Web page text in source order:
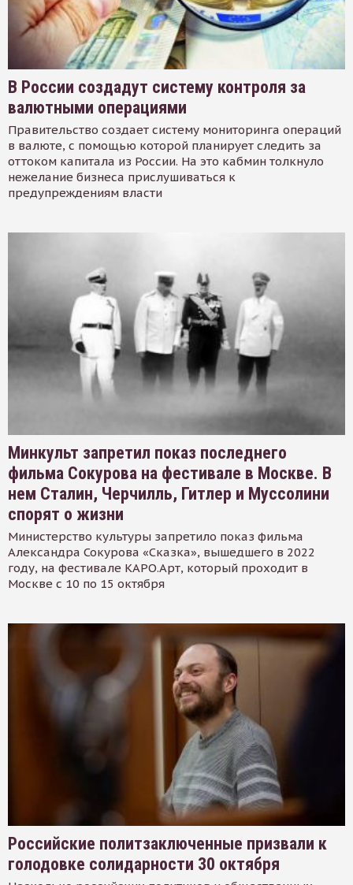
В России создадут систему контроля за
валютными операциями
Правительство создает систему мониторинга операций
в валюте, с помощью которой планирует следить за
оттоком капитала из России. На это кабмин толкнуло
нежелание бизнеса прислушиваться к
предупреждениям власти
Минкульт запретил показ последнего
фильма Сокурова на фестивале в Москве. В
нем Сталин, Черчилль, Гитлер и Муссолини
спорят о жизни
Министерство культуры запретило показ фильма
Александра Сокурова «Сказка», вышедшего в 2022
году, на фестивале КАРО.Арт, который проходит в
Москве с 10 по 15 октября
Российские политзаключенные призвали к
голодовке солидарности 30 октября